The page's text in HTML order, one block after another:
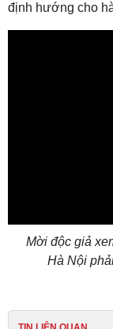
định hướng cho
Mời độc giả
Hà Nội